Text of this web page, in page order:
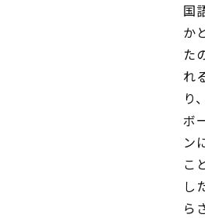
国
か
た
れ
り
ボ
ン
こ
し
ら